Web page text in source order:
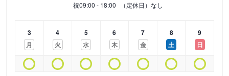
祝09:00 - 18:00 （定休日）なし
3
月
4
火
5
水
6
木
7
金
8
土
9
日